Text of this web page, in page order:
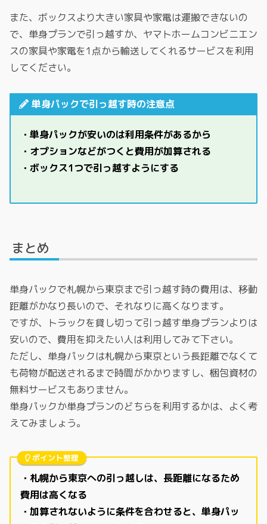
また、ボックスより大きい家具や家電は運搬できないの
で、単身プランで引っ越すか、ヤマトホームコンビニエン
スの家具や家電を1点から輸送してくれるサービスを利用
してください。
単身パックで引っ越す時の注意点
・単身パックが安いのは利用条件があるから
・オプションなどがつくと費用が加算される
・ボックス1つで引っ越すようにする
まとめ
単身パックで札幌から東京まで引っ越す時の費用は、移動
距離がかなり長いので、それなりに高くなります。
ですが、トラックを貸し切って引っ越す単身プランよりは
安いので、費用を抑えたい人は利用してみて下さい。
ただし、単身パックは札幌から東京という長距離でなくて
も荷物が配送されるまで時間がかかりますし、梱包資材の
無料サービスもありません。
単身パックか単身プランのどちらを利用するかは、よく考
えてみましょう。
ポイント整理
・札幌から東京への引っ越しは、長距離になるため
費用は高くなる
・加算されないように条件を合わせると、単身パッ